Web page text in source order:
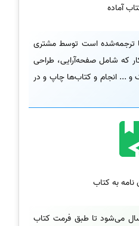
آماده
ترجمه‌شده است توسط مشتری
که شامل صفحه‌آرایی، طراحی
و ... انجام و کتاب‌ها چاپ و در
نامه به کتاب
می‌شود تا طبق فرمت کتاب